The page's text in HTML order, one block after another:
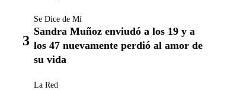
Se Dice de Mí
Sandra Muñoz enviudó a los 19 y a
los 47 nuevamente perdió al amor de
su vida
La Red